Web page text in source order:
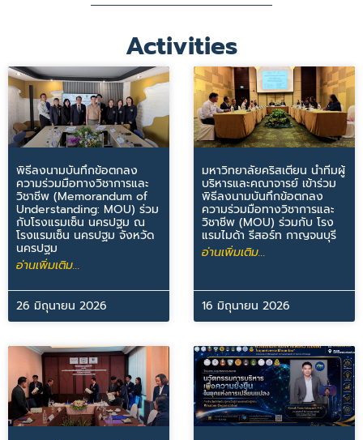
Activities
พิธีลงนามบันทึกข้อตกลง
ความร่วมมือทางวิชาการและ
วิชาชีพ (Memorandum of
Understanding: MOU) ร่วม
กับโรงแรมเซ็น นครปฐม ณ
โรงแรมเซ็น นครปฐม จังหวัด
นครปฐม
อ่านเพิ่มเติม...
26 มิถุนายน 2026
มหาวิทยาลัยคริสเตียน นำทีมผู้
บริหารและคณาจารย์ เข้าร่วม
พิธีลงนามบันทึกข้อตกลง
ความร่วมมือทางวิชาการและ
วิชาชีพ (MOU) ร่วมกับ โรง
แรมไมด้า รีสอร์ท กาญจนบุรี
อ่านเพิ่มเติม...
16 มิถุนายน 2026